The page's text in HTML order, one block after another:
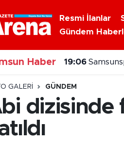
Resmi İlanlar
Gündem
Haber 18:10
GALERI GÜNDEM
dizisinde
Vakitleri
Durumu ve Fikstür